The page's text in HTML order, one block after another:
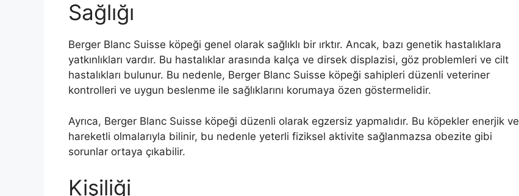
Sağlığı
Berger Blanc Suisse köpeği genel olarak sağlıklı bir ırktır. Ancak, bazı genetik hastalıklara
yatkınlıkları vardır. Bu hastalıklar arasında kalça ve dirsek displazisi, göz problemleri ve cilt
hastalıkları bulunur. Bu nedenle, Berger Blanc Suisse köpeği sahipleri düzenli veteriner
kontrolleri ve uygun beslenme ile sağlıklarını korumaya özen göstermelidir.
Ayrıca, Berger Blanc Suisse köpeği düzenli olarak egzersiz yapmalıdır. Bu köpekler enerjik ve
hareketli olmalarıyla bilinir, bu nedenle yeterli fiziksel aktivite sağlanmazsa obezite gibi
sorunlar ortaya çıkabilir.
Kişiliği